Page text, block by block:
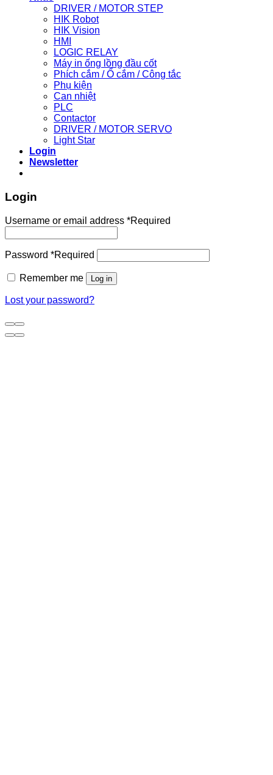
DRIVER / MOTOR STEP
HIK Robot
HIK Vision
HMI
LOGIC RELAY
Máy in ống lồng đầu cốt
Phích cắm / Ổ cắm / Công tắc
Phụ kiện
Can nhiệt
PLC
Contactor
DRIVER / MOTOR SERVO
Light Star
Login
Newsletter
Login
Username or email address *Required
Password *Required
Remember me Log in
Lost your password?